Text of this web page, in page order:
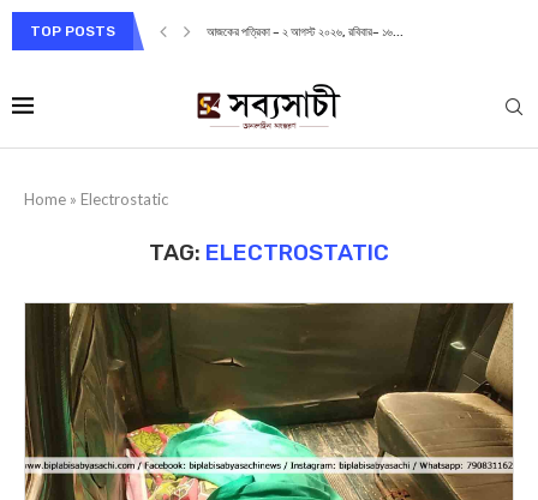
TOP POSTS আজকের পত্রিকা – ২ আগস্ট ২০২৬, রবিবার– ১৬...
Home » Electrostatic
TAG: ELECTROSTATIC